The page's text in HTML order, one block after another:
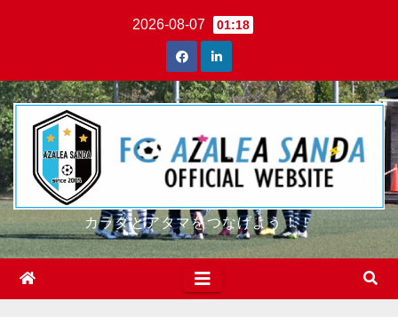
2026-08-07 01:18
カラダとアタマをつなげよう！！